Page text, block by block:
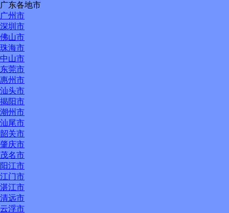
广东各地市
广州市
深圳市
佛山市
珠海市
中山市
东莞市
惠州市
汕头市
揭阳市
潮州市
汕尾市
韶关市
肇庆市
茂名市
阳江市
江门市
湛江市
清远市
云浮市